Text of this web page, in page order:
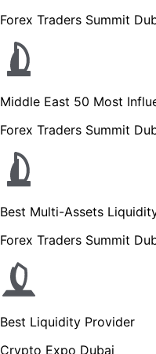
Forex Traders Summit
Middle East 50 Most
Forex Traders Summit
Best Multi-Assets
Forex Traders Summit
Best Liquidity Provider
Crypto Expo Dubai